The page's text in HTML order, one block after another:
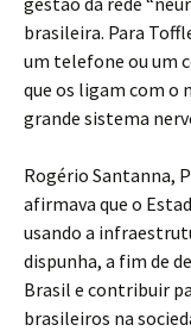
brasileira. Para
um telefone ou um
que os ligam com o
grande sistema
Rogério Santanna,
afirmava que o
usando a
dispunha, a fim de
Brasil e contribuir
brasileiros na